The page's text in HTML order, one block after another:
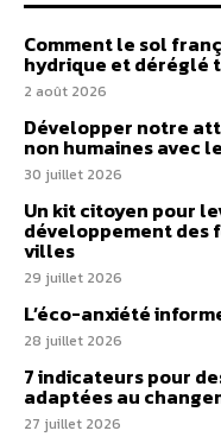
Comment le sol
hydrique et déréglé
2 août 2026
Développer notre
non humaines avec
30 juillet 2026
Un kit citoyen pour
développement des
villes
29 juillet 2026
L’éco-anxiété
28 juillet 2026
7 indicateurs pour
adaptées au
27 juillet 2026